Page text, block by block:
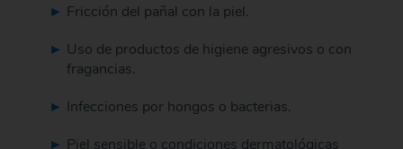
Fricción del pañal con la piel.
Uso de productos de higiene agresivos o con
fragancias.
Infecciones por hongos o bacterias.
Piel sensible o condiciones dermatológicas